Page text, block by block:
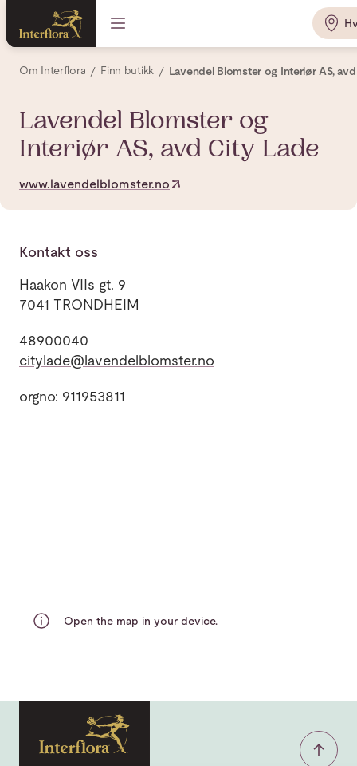
Om Interflora Finn butikk Lavendel Blomster og Interiør AS,
Lavendel Blomster og
Interiør AS, avd City Lade
www.lavendelblomster.no
Kontakt oss
Haakon VIIs gt. 9
7041 TRONDHEIM
48900040
citylade@lavendelblomster.no
orgno: 911953811
Open the map in your device.